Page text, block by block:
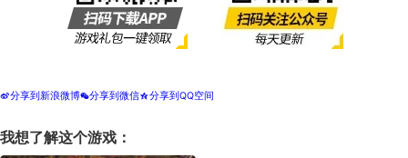
t分享到新浪微博w分享到微信z分享到QQ空间
我想了解这个游戏：